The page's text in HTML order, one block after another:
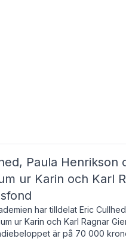
Paula Henrikson
ur Karin och Karl
har tilldelat Eric
ur Karin och Karl Ragnar
är på 70 000
professor i grekis